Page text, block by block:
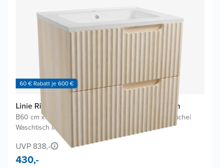
60 € Rabatt je 600 €
Linie Ribbo Badmöbel Set mit Vano Waschtisch
B60 cm x T46 cm Waschbeckenunterschrank Helle Eiche|
Waschtisch in Weiß
UVP 838,-
430,-